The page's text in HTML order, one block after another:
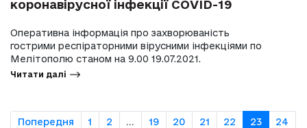
коронавірусної інфекції COVID-19
Оперативна інформація про захворюваність
гострими респіраторними вірусними інфекціями по
Мелітополю станом на 9.00 19.07.2021.
Читати далі
Попередня 1 2 ... 19 20 21 22 23 24